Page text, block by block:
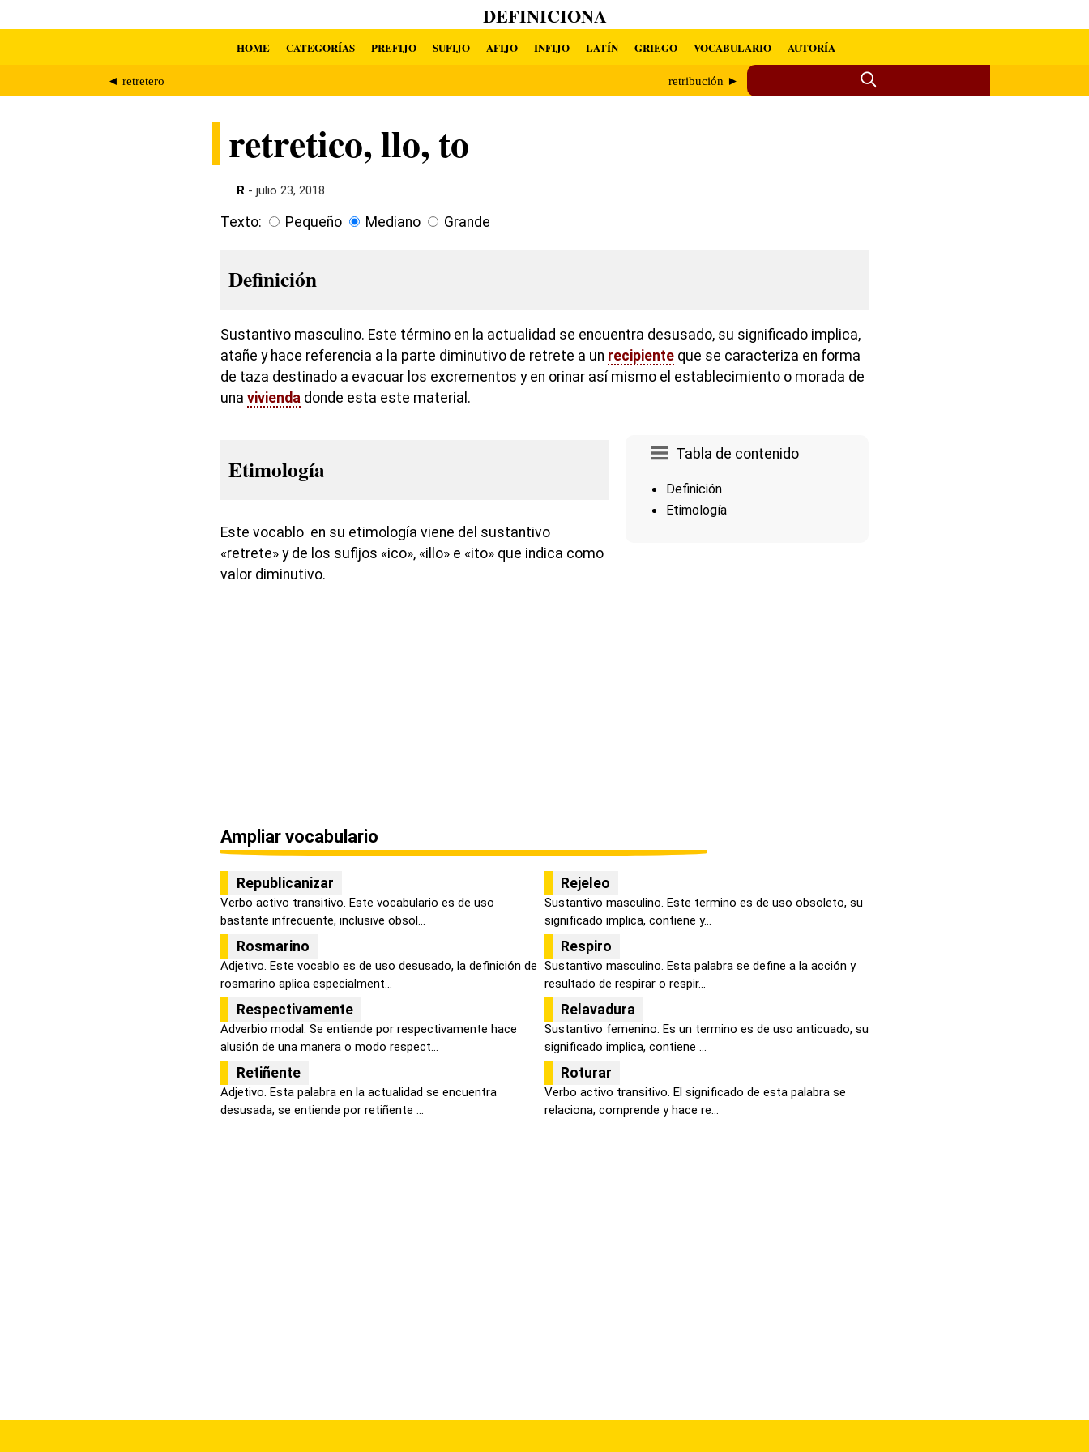
DEFINICIONA
HOME CATEGORÍAS PREFIJO SUFIJO AFIJO INFIJO LATÍN GRIEGO VOCABULARIO AUTORÍA
◄ retretero retribución ►
retretico, llo, to
R - julio 23, 2018
Texto: Pequeño Mediano Grande
Definición
Sustantivo masculino. Este término en la actualidad se encuentra desusado, su significado implica,
atañe y hace referencia a la parte diminutivo de retrete a un recipiente que se caracteriza en forma
de taza destinado a evacuar los excrementos y en orinar así mismo el establecimiento o morada de
una vivienda donde esta este material.
Tabla de contenido
Definición
Etimología
Etimología
Este vocablo en su etimología viene del sustantivo
«retrete» y de los sufijos «ico», «illo» e «ito» que indica como
valor diminutivo.
Ampliar vocabulario
Republicanizar
Verbo activo transitivo. Este vocabulario es de uso
bastante infrecuente, inclusive obsol...
Rejeleo
Sustantivo masculino. Este termino es de uso obsoleto, su
significado implica, contiene y...
Rosmarino
Adjetivo. Este vocablo es de uso desusado, la definición de
rosmarino aplica especialment...
Respiro
Sustantivo masculino. Esta palabra se define a la acción y
resultado de respirar o respir...
Respectivamente
Adverbio modal. Se entiende por respectivamente hace
alusión de una manera o modo respect...
Relavadura
Sustantivo femenino. Es un termino es de uso anticuado, su
significado implica, contiene ...
Retiñente
Adjetivo. Esta palabra en la actualidad se encuentra
desusada, se entiende por retiñente ...
Roturar
Verbo activo transitivo. El significado de esta palabra se
relaciona, comprende y hace re...